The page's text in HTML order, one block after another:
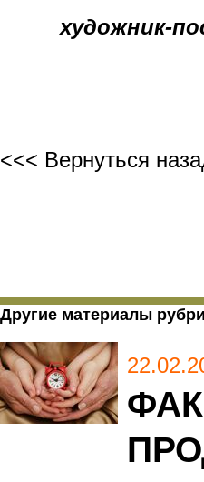
художник-
<<< Вернуться
Другие материалы